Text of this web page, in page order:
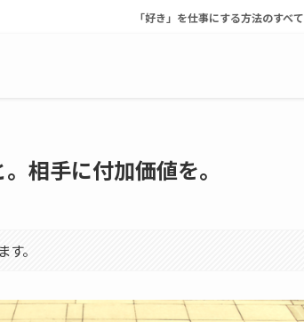
「好き」を仕事にする方法のすべて
相手に付加価値を。
。